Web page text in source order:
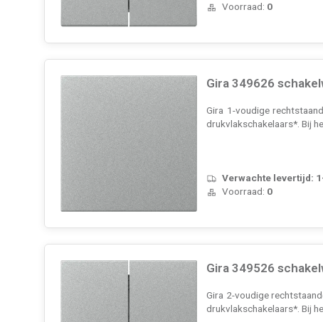
Voorraad: 0
Gira 349626
Gira 1-voudige
drukvlakschakelaars*. Bij
Verwachte levertijd:
Voorraad: 0
Gira 349526
Gira 2-voudige
drukvlakschakelaars*. Bij